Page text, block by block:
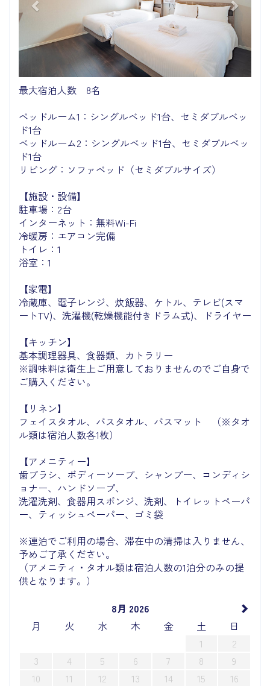
最大宿泊人数 8名
ベッドルーム1：シングルベッド1台、セミダブルベッ
ド1台
ベッドルーム2：シングルベッド1台、セミダブルベッ
ド1台
リビング：ソファベッド（セミダブルサイズ）
【施設・設備】
駐車場：2台
インターネット：無料Wi-Fi
冷暖房：エアコン完備
トイレ：1
浴室：1
【家電】
冷蔵庫、電子レンジ、炊飯器、ケトル、テレビ(スマ
ートTV)、洗濯機(乾燥機能付きドラム式)、ドライヤー
【キッチン】
基本調理器具、食器類、カトラリー
※調味料は衛生上ご用意しておりませんのでご自身で
ご購入ください。
【リネン】
フェイスタオル、バスタオル、バスマット （※タオ
ル類は宿泊人数各1枚）
【アメニティー】
歯ブラシ、ボディーソープ、シャンプー、コンディシ
ョナー、ハンドソープ、
洗濯洗剤、食器用スポンジ、洗剤、トイレットペーパ
ー、ティッシュペーパー、ゴミ袋
※連泊でご利用の場合、滞在中の清掃は入りません、
予めご了承ください。
（アメニティ・タオル類は宿泊人数の1泊分のみの提
供となります。）
8月 2026
月
火 水 木 金 土
日
1
2
3
4 5 6 7 8
9
10
11 12 13 14 15
16